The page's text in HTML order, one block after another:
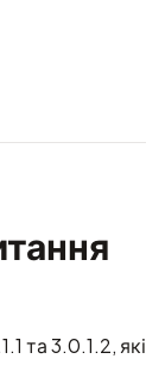
та 3.0.1.2, які